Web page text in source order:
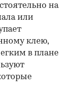
на
или
клею,
в плане